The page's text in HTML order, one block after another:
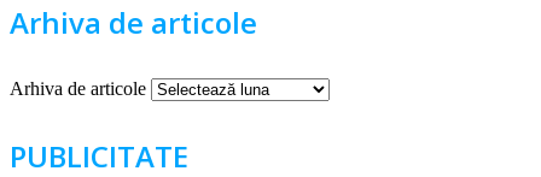
Arhiva de articole
Arhiva de articole
PUBLICITATE